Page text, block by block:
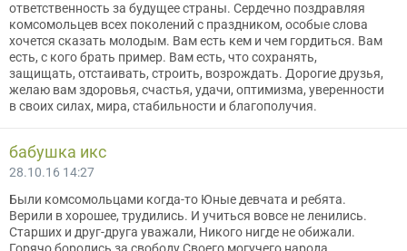
ответственность за будущее страны. Сердечно поздравляя
комсомольцев всех поколений с праздником, особые слова
хочется сказать молодым. Вам есть кем и чем гордиться. Вам
есть, с кого брать пример. Вам есть, что сохранять,
защищать, отстаивать, строить, возрождать. Дорогие друзья,
желаю вам здоровья, счастья, удачи, оптимизма, уверенности
в своих силах, мира, стабильности и благополучия.
бабушка икс
28.10.16 14:27
Были комсомольцами когда-то Юные девчата и ребята.
Верили в хорошее, трудились. И учиться вовсе не ленились.
Старших и друг-друга уважали, Никого нигде не обижали.